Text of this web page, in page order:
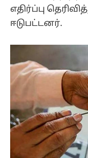
எதிர்ப்பு
ஈடுபட்டனர்.